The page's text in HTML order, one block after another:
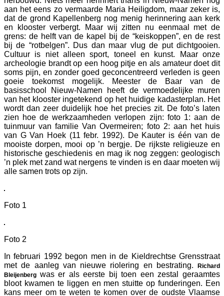
aan het eens zo vermaarde Maria Heiligdom, maar zeker is,
dat de grond Kapellenberg nog menig herinnering aan kerk
en klooster verbergt. Maar wij zitten nu eenmaal met de
grens: de helft van de kapel bij de “keiskoppen”, en de rest
bij de “rotbelgen”. Dus dan maar vlug de put dichtgooien.
Cultuur is niet alleen sport, toneel en kunst. Maar onze
archeologie brandt op een hoog pitje en als amateur doet dit
soms pijn, en zonder goed geconcentreerd verleden is geen
goeie toekomst mogelijk. Meester de Baar van de
basisschool Nieuw-Namen heeft de vermoedelijke muren
van het klooster ingetekend op het huidige kadasterplan. Het
wordt dan zeer duidelijk hoe het precies zit. De foto’s laten
zien hoe de werkzaamheden verlopen zijn: foto 1: aan de
tuinmuur van familie Van Overmeiren; foto 2: aan het huis
van G Van Hoek (11 febr. 1992). De Kauter is één van de
mooiste dorpen, mooi op ’n bergje. De rijkste religieuze en
historische geschiedenis en mag ik nog zeggen: geologisch
’n plek met zand wat nergens te vinden is en daar moeten wij
alle samen trots op zijn.
Foto 1
Foto 2
In februari 1992 begon men in de Kieldrechtse Grensstraat
met de aanleg van nieuwe riolering en bestrating.
Richard
Bleijenberg was er als eerste bij toen een zestal geraamtes
bloot kwamen te liggen en men stuitte op funderingen. Een
kans meer om te weten te komen over de oudste Vlaamse